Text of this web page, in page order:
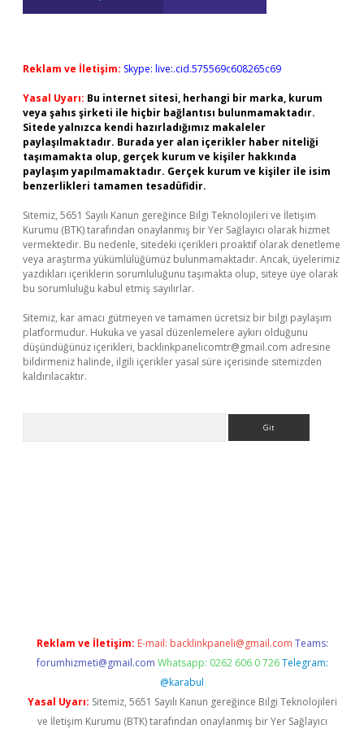
Reklam ve İletişim: Skype: live:.cid.575569c608265c69
Yasal Uyarı: Bu internet sitesi, herhangi bir marka, kurum
veya şahıs şirketi ile hiçbir bağlantısı bulunmamaktadır.
Sitede yalnızca kendi hazırladığımız makaleler
paylaşılmaktadır. Burada yer alan içerikler haber niteliği
taşımamakta olup, gerçek kurum ve kişiler hakkında
paylaşım yapılmamaktadır. Gerçek kurum ve kişiler ile isim
benzerlikleri tamamen tesadüfidir.
Sitemiz, 5651 Sayılı Kanun gereğince Bilgi Teknolojileri ve İletişim
Kurumu (BTK) tarafından onaylanmış bir Yer Sağlayıcı olarak hizmet
vermektedir. Bu nedenle, sitedeki içerikleri proaktif olarak denetleme
veya araştırma yükümlülüğümüz bulunmamaktadır. Ancak, üyelerimiz
yazdıkları içeriklerin sorumluluğunu taşımakta olup, siteye üye olarak
bu sorumluluğu kabul etmiş sayılırlar.
Sitemiz, kar amacı gütmeyen ve tamamen ücretsiz bir bilgi paylaşım
platformudur. Hukuka ve yasal düzenlemelere aykırı olduğunu
düşündüğünüz içerikleri, backlinkpanelicomtr@gmail.com adresine
bildirmeniz halinde, ilgili içerikler yasal süre içerisinde sitemizden
kaldırılacaktır.
Reklam ve İletişim: E-mail: backlinkpaneli@gmail.com Teams:
forumhizmeti@gmail.com Whatsapp: 0262 606 0 726 Telegram:
@karabul
Yasal Uyarı: Sitemiz, 5651 Sayılı Kanun gereğince Bilgi Teknolojileri
ve İletişim Kurumu (BTK) tarafından onaylanmış bir Yer Sağlayıcı